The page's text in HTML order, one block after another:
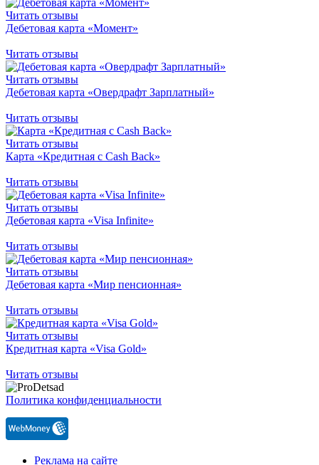
Читать отзывы
Дебетовая карта «Момент»
Читать отзывы
Читать отзывы
Дебетовая карта «Овердрафт Зарплатный»
Читать отзывы
Читать отзывы
Карта «Кредитная с Cash Back»
Читать отзывы
Читать отзывы
Дебетовая карта «Visa Infinite»
Читать отзывы
Читать отзывы
Дебетовая карта «Мир пенсионная»
Читать отзывы
Читать отзывы
Кредитная карта «Visa Gold»
Читать отзывы
Политика конфиденциальности
Реклама на сайте